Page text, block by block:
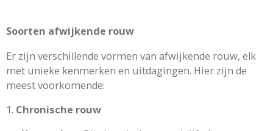
Soorten afwijkende rouw
Er zijn verschillende vormen van afwijkende rouw, elk
met unieke kenmerken en uitdagingen. Hier zijn de
meest voorkomende:
1. Chronische rouw